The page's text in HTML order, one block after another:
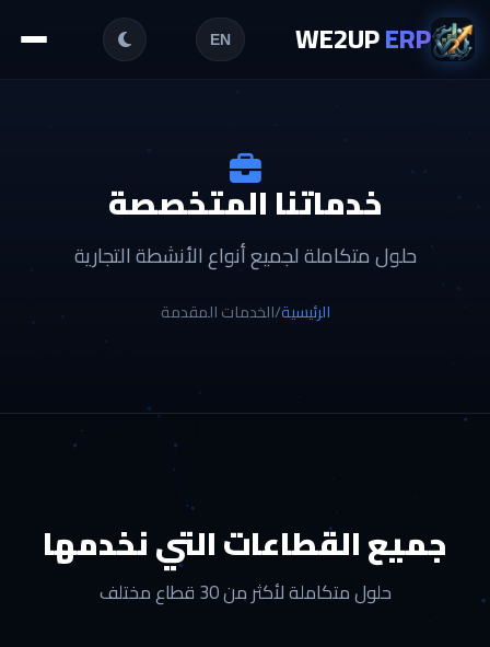
WE2UPERP
EN
خدماتنا المتخصصة
حلول متكاملة لجميع أنواع الأنشطة التجارية
الرئيسية/الخدمات المقدمة
جميع القطاعات التي نخدمها
حلول متكاملة لأكثر من 30 قطاع مختلف